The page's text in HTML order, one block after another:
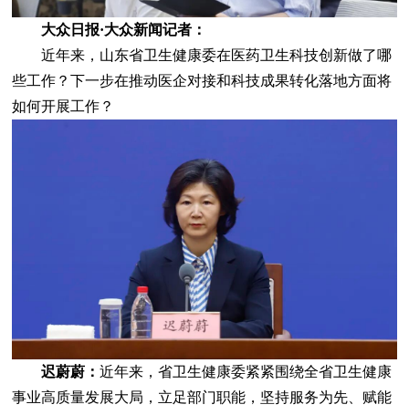
大众日报·大众新闻记者：
近年来，山东省卫生健康委在医药卫生科技创新做了哪
些工作？下一步在推动医企对接和科技成果转化落地方面将
如何开展工作？
迟蔚蔚：近年来，省卫生健康委紧紧围绕全省卫生健康
事业高质量发展大局，立足部门职能，坚持服务为先、赋能